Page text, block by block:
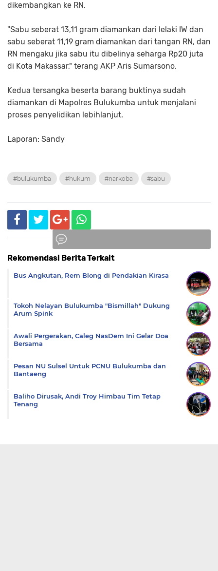
dikembangkan ke RN.
"Sabu seberat 13,11 gram diamankan dari lelaki IW dan
sabu seberat 11,19 gram diamankan dari tangan RN, dan
RN mengaku jika sabu itu dibelinya seharga Rp20 juta
di Kota Makassar," terang AKP Aris Sumarsono.
Kedua tersangka beserta barang buktinya sudah
diamankan di Mapolres Bulukumba untuk menjalani
proses penyelidikan lebihlanjut.
Laporan: Sandy
#bulukumba #hukum #narkoba #sabu
Rekomendasi Berita Terkait
Bus Angkutan, Rem Blong di Pendakian Kirasa
Tokoh Nelayan Bulukumba "Bismillah" Dukung
Arum Spink
Awali Pergerakan, Caleg NasDem Ini Gelar Doa
Bersama
Pesan NU Sulsel Untuk PCNU Bulukumba dan
Bantaeng
Baliho Dirusak, Andi Troy Himbau Tim Tetap
Tenang